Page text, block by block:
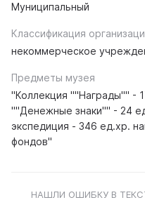
Муниципальный
Классификация
некоммерческое
Предметы музея
"Коллекция ""Награды"" -
""Денежные знаки"" - 24
экспедиция - 346 ед.хр.
фондов"
НАШЛИ ОШИБКУ В